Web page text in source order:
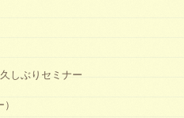
しぶりセミナー